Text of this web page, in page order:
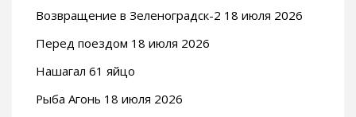
Возвращение в Зеленоградск-2 18 июля 2026
Перед поездом 18 июля 2026
Нашагал 61 яйцо
Рыба Агонь 18 июля 2026